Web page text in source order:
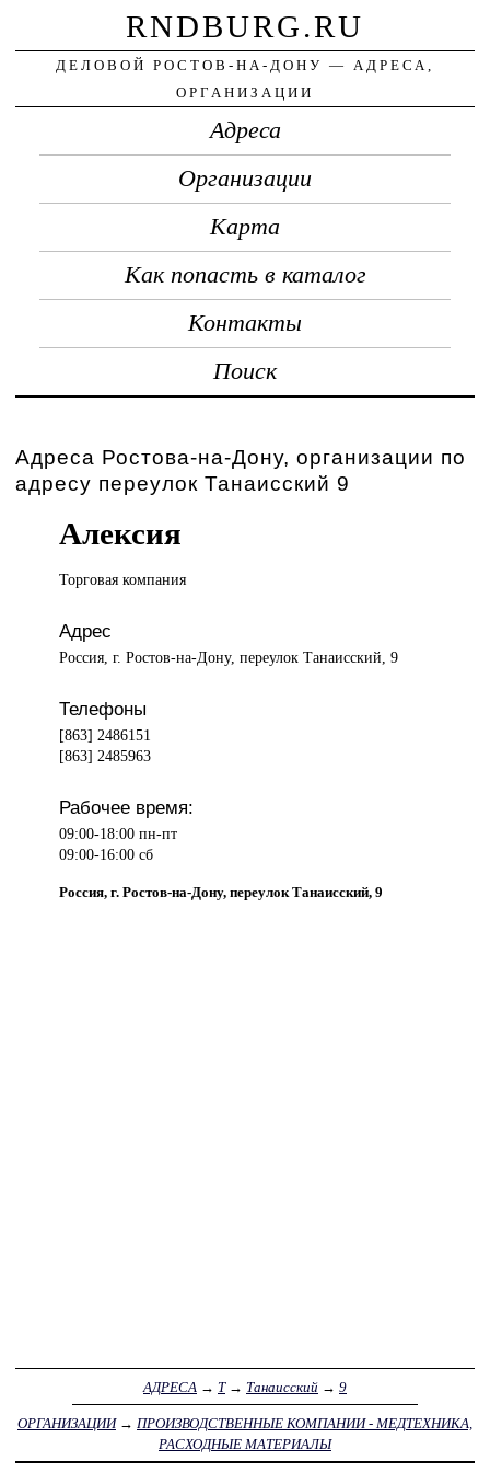
RNDBURG.RU
ДЕЛОВОЙ РОСТОВ-НА-ДОНУ — АДРЕСА,
ОРГАНИЗАЦИИ
Адреса
Организации
Карта
Как попасть в каталог
Контакты
Поиск
Адреса Ростова-на-Дону, организации по
адресу переулок Танаисский 9
Алексия
Торговая компания
Адрес
Россия, г. Ростов-на-Дону, переулок Танаисский, 9
Телефоны
[863] 2486151
[863] 2485963
Рабочее время:
09:00-18:00 пн-пт
09:00-16:00 сб
Россия, г. Ростов-на-Дону, переулок Танаисский, 9
АДРЕСА → Т→ Танаисский → 9
ОРГАНИЗАЦИИ→ ПРОИЗВОДСТВЕННЫЕ КОМПАНИИ - МЕДТЕХНИКА,
РАСХОДНЫЕ МАТЕРИАЛЫ